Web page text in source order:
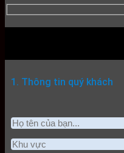
1. Thông tin quý khách